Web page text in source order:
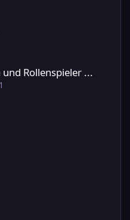
Rollenspieler ...